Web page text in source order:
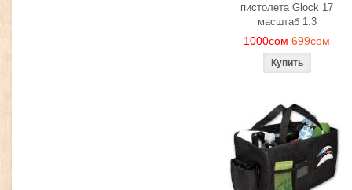
пистолета Glock 17
масштаб 1:3
1000сом 699сом